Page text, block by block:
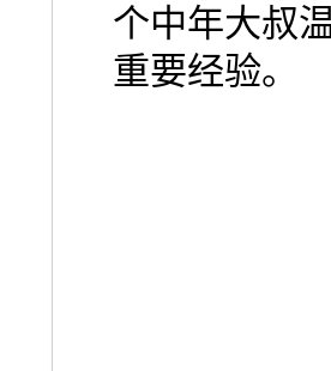
个中年大叔
重要经验。